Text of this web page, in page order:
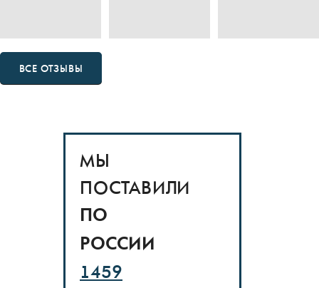
ВСЕ ОТЗЫВЫ
МЫ
ПОСТАВИЛИ
ПО
РОССИИ
1459